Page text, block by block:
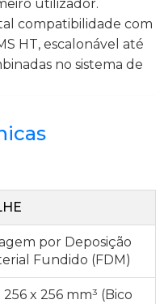
utilizador.
compatibilidade com
HT, escalonável até
no sistema de
por Deposição
Fundido (FDM)
256 x 256 mm³ (Bico